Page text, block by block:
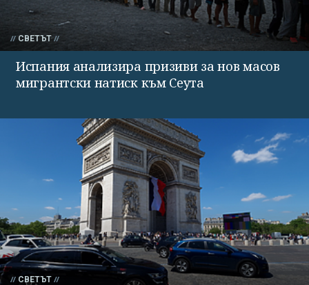
СВЕТЪТ
Испания анализира призиви за нов масов
мигрантски натиск към Сеута
СВЕТЪТ